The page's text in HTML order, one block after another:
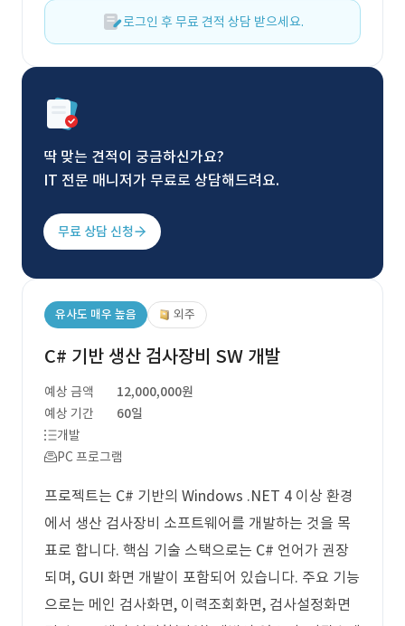
로그인 후 무료 견적 상담 받으세요.
딱 맞는 견적이 궁금하신가요?
IT 전문 매니저가 무료로 상담해드려요.
무료 상담 신청
유사도 매우 높음 외주
C# 기반 생산 검사장비 SW 개발
예상 금액
12,000,000원
예상 기간
60일
개발
PC 프로그램
프로젝트는 C# 기반의 Windows .NET 4 이상 환경
에서 생산 검사장비 소프트웨어를 개발하는 것을 목
표로 합니다. 핵심 기술 스택으로는 C# 언어가 권장
되며, GUI 화면 개발이 포함되어 있습니다. 주요 기능
으로는 메인 검사화면, 이력조회화면, 검사설정화면